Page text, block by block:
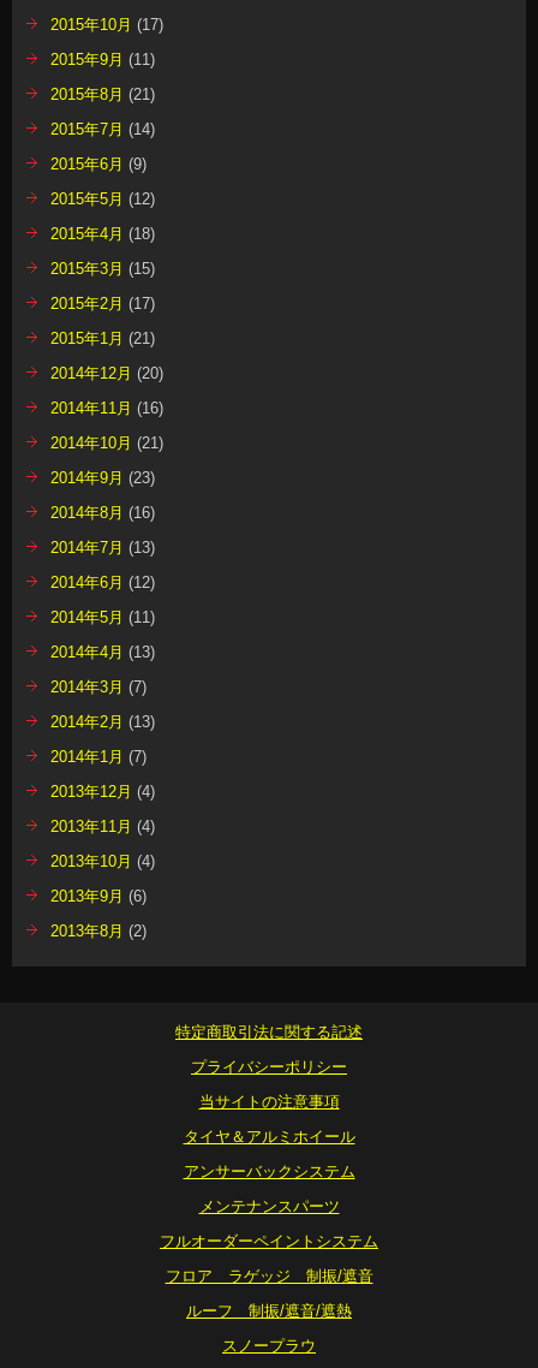
2015年10月 (17)
2015年9月 (11)
2015年8月 (21)
2015年7月 (14)
2015年6月 (9)
2015年5月 (12)
2015年4月 (18)
2015年3月 (15)
2015年2月 (17)
2015年1月 (21)
2014年12月 (20)
2014年11月 (16)
2014年10月 (21)
2014年9月 (23)
2014年8月 (16)
2014年7月 (13)
2014年6月 (12)
2014年5月 (11)
2014年4月 (13)
2014年3月 (7)
2014年2月 (13)
2014年1月 (7)
2013年12月 (4)
2013年11月 (4)
2013年10月 (4)
2013年9月 (6)
2013年8月 (2)
特定商取引法に関する記述
プライバシーポリシー
当サイトの注意事項
タイヤ＆アルミホイール
アンサーバックシステム
メンテナンスパーツ
フルオーダーペイントシステム
フロア ラゲッジ 制振/遮音
ルーフ 制振/遮音/遮熱
スノープラウ